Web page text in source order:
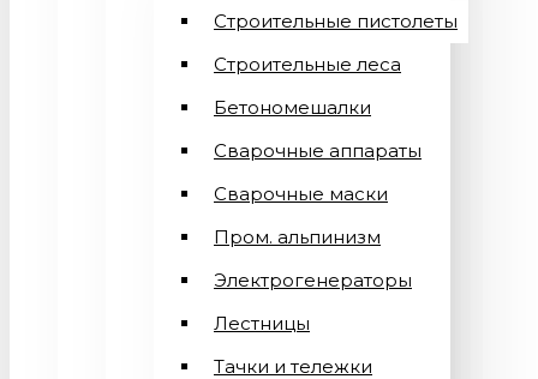
Строительные пистолеты
Строительные леса
Бетономешалки
Сварочные аппараты
Cварочные маски
Пром. альпинизм
Электрогенераторы
Лестницы
Тачки и тележки